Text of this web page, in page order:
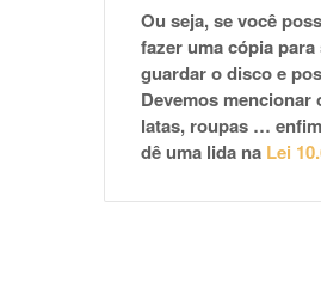
Ou seja, se você
fazer uma cópia
guardar o disco e
Devemos mencionar
latas, roupas …
dê uma lida na Lei